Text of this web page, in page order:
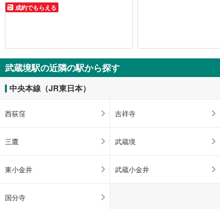
成約でもらえる
武蔵境駅の近隣の駅から探す
中央本線（JR東日本）
西荻窪 吉祥寺
三鷹 武蔵境
東小金井 武蔵小金井
国分寺